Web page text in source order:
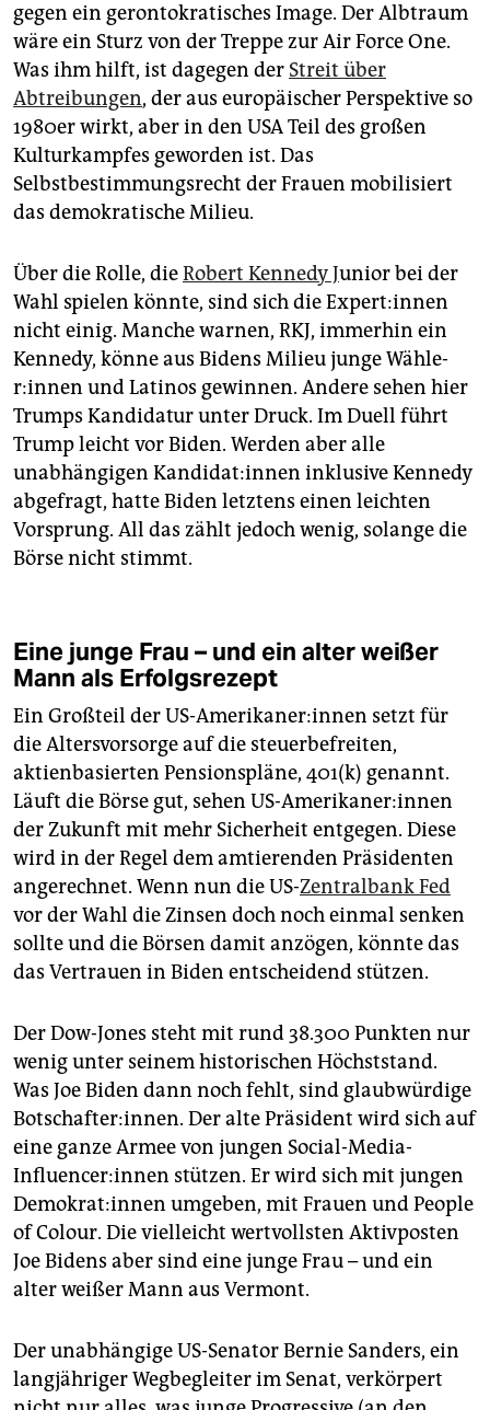
gegen ein gerontokratisches Image. Der Albtraum
wäre ein Sturz von der Treppe zur Air Force One.
Was ihm hilft, ist dagegen der Streit über
Abtreibungen, der aus europäischer Perspektive so
1980er wirkt, aber in den USA Teil des großen
Kulturkampfes geworden ist. Das
Selbstbestimmungsrecht der Frauen mobilisiert
das demokratische Milieu.
Über die Rolle, dieRobert Kennedy Junior bei der
Wahl spielen könnte, sind sich die Ex­per­t:in­nen
nicht einig. Manche warnen, RKJ, immerhin ein
Kennedy, könne aus Bidens Milieu junge Wäh­le­
r:in­nen und Latinos gewinnen. Andere sehen hier
Trumps Kandidatur unter Druck. Im Duell führt
Trump leicht vor Biden. Werden aber alle
unabhängigen Kan­di­da­t:in­nen inklusive Kennedy
abgefragt, hatte Biden letztens einen leichten
Vorsprung. All das zählt jedoch wenig, solange die
Börse nicht stimmt.
Eine junge Frau – und ein alter weißer
Mann als Erfolgsrezept
Ein Großteil der US-Ame­ri­ka­ner:in­nen setzt für
die Altersvorsorge auf die steuerbefreiten,
aktienbasierten Pensionspläne, 401(k) genannt.
Läuft die Börse gut, sehen US-Ame­ri­ka­ner:in­nen
der Zukunft mit mehr Sicherheit entgegen. Diese
wird in der Regel dem amtierenden Präsidenten
angerechnet. Wenn nun die US-Zentralbank Fed
vor der Wahl die Zinsen doch noch einmal senken
sollte und die Börsen damit anzögen, könnte das
das Vertrauen in Biden entscheidend stützen.
Der Dow-Jones steht mit rund 38.300 Punkten nur
wenig unter seinem historischen Höchststand.
Was Joe Biden dann noch fehlt, sind glaubwürdige
Bot­schaf­ter:in­nen. Der alte Präsident wird sich auf
eine ganze Armee von jungen ­Social-Media-
Influencer:innen stützen. Er wird sich mit jungen
De­mo­krat:in­nen umgeben, mit Frauen und People
of Colour. Die vielleicht wertvollsten Aktivposten
Joe Bidens aber sind eine junge Frau – und ein
alter weißer Mann aus Vermont.
Der unabhängige US-Senator Bernie Sanders, ein
langjähriger Wegbegleiter im Senat, verkörpert